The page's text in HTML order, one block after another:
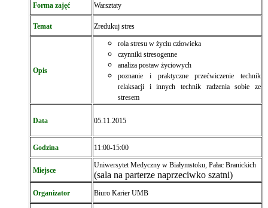
Forma zajęć Warsztaty
Temat Zredukuj stres
Opis
rola stresu w życiu człowieka
czynniki stresogenne
analiza postaw życiowych
poznanie i praktyczne przećwiczenie technik
relaksacji i innych technik radzenia sobie ze
stresem
Data 05.11.2015
Godzina 11:00-15:00
Miejsce
Uniwersytet Medyczny w Białymstoku, Pałac Branickich
(sala na parterze naprzeciwko szatni)
Organizator Biuro Karier UMB